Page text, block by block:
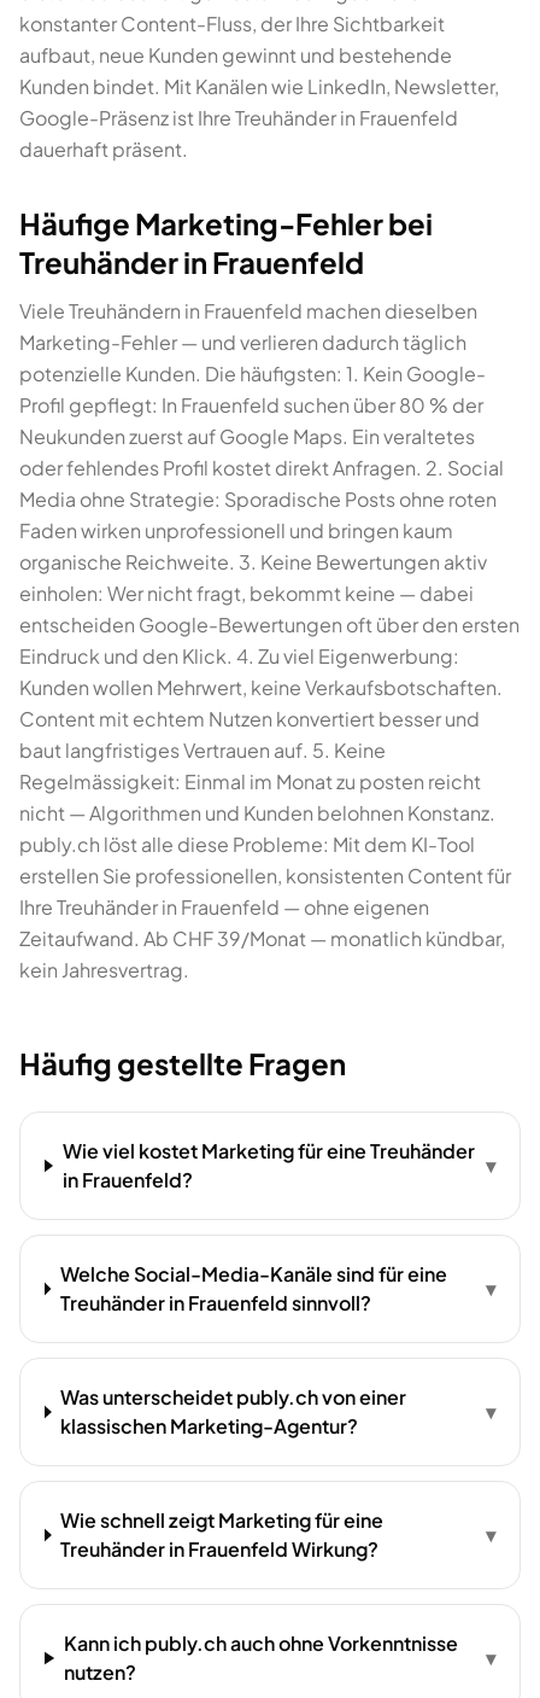
konstanter Content-Fluss, der Ihre Sichtbarkeit
aufbaut, neue Kunden gewinnt und bestehende
Kunden bindet. Mit Kanälen wie LinkedIn, Newsletter,
Google-Präsenz ist Ihre Treuhänder in Frauenfeld
dauerhaft präsent.
Häufige Marketing-Fehler bei
Treuhänder in Frauenfeld
Viele Treuhändern in Frauenfeld machen dieselben
Marketing-Fehler — und verlieren dadurch täglich
potenzielle Kunden. Die häufigsten: 1. Kein Google-
Profil gepflegt: In Frauenfeld suchen über 80 % der
Neukunden zuerst auf Google Maps. Ein veraltetes
oder fehlendes Profil kostet direkt Anfragen. 2. Social
Media ohne Strategie: Sporadische Posts ohne roten
Faden wirken unprofessionell und bringen kaum
organische Reichweite. 3. Keine Bewertungen aktiv
einholen: Wer nicht fragt, bekommt keine — dabei
entscheiden Google-Bewertungen oft über den ersten
Eindruck und den Klick. 4. Zu viel Eigenwerbung:
Kunden wollen Mehrwert, keine Verkaufsbotschaften.
Content mit echtem Nutzen konvertiert besser und
baut langfristiges Vertrauen auf. 5. Keine
Regelmässigkeit: Einmal im Monat zu posten reicht
nicht — Algorithmen und Kunden belohnen Konstanz.
publy.ch löst alle diese Probleme: Mit dem KI-Tool
erstellen Sie professionellen, konsistenten Content für
Ihre Treuhänder in Frauenfeld — ohne eigenen
Zeitaufwand. Ab CHF 39/Monat — monatlich kündbar,
kein Jahresvertrag.
Häufig gestellte Fragen
Wie viel kostet Marketing für eine Treuhänder
in Frauenfeld?
▾
Welche Social-Media-Kanäle sind für eine
Treuhänder in Frauenfeld sinnvoll?
▾
Was unterscheidet publy.ch von einer
klassischen Marketing-Agentur?
▾
Wie schnell zeigt Marketing für eine
Treuhänder in Frauenfeld Wirkung?
▾
Kann ich publy.ch auch ohne Vorkenntnisse
nutzen?
▾